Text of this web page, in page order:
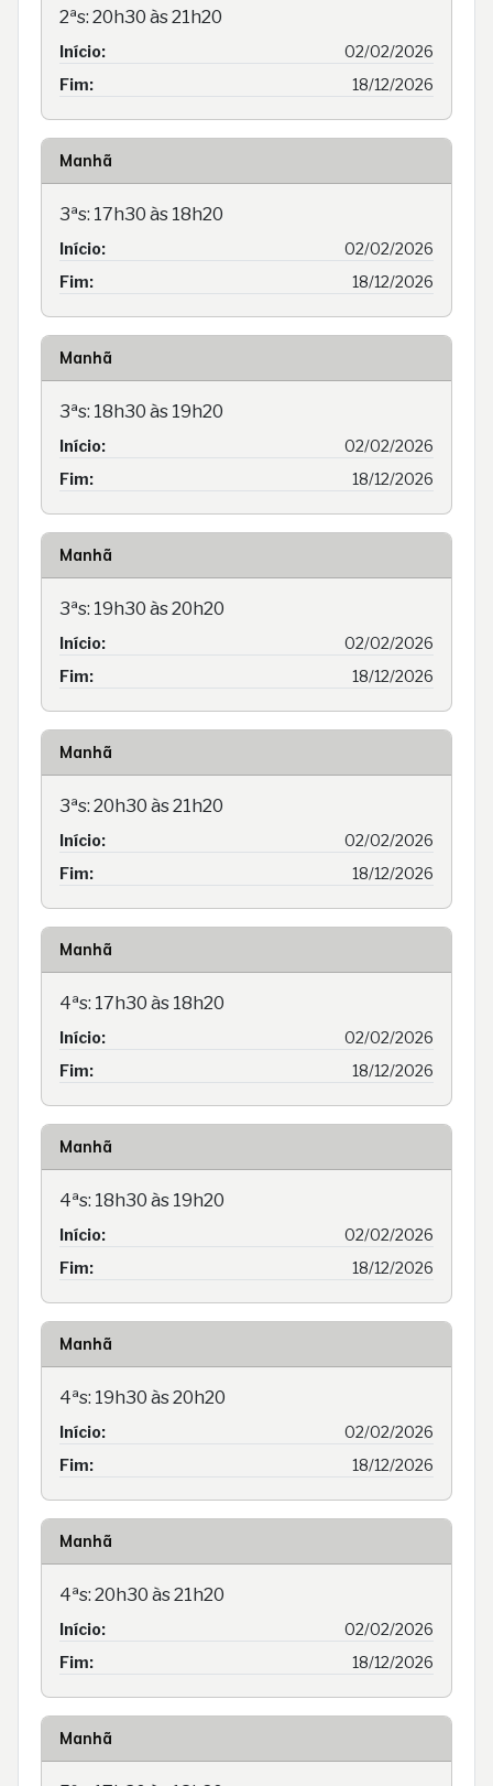
2ªs: 20h30 às 21h20
Início:
02/02/2026
Fim:
18/12/2026
Manhã
3ªs: 17h30 às 18h20
Início:
02/02/2026
Fim:
18/12/2026
Manhã
3ªs: 18h30 às 19h20
Início:
02/02/2026
Fim:
18/12/2026
Manhã
3ªs: 19h30 às 20h20
Início:
02/02/2026
Fim:
18/12/2026
Manhã
3ªs: 20h30 às 21h20
Início:
02/02/2026
Fim:
18/12/2026
Manhã
4ªs: 17h30 às 18h20
Início:
02/02/2026
Fim:
18/12/2026
Manhã
4ªs: 18h30 às 19h20
Início:
02/02/2026
Fim:
18/12/2026
Manhã
4ªs: 19h30 às 20h20
Início:
02/02/2026
Fim:
18/12/2026
Manhã
4ªs: 20h30 às 21h20
Início:
02/02/2026
Fim:
18/12/2026
Manhã